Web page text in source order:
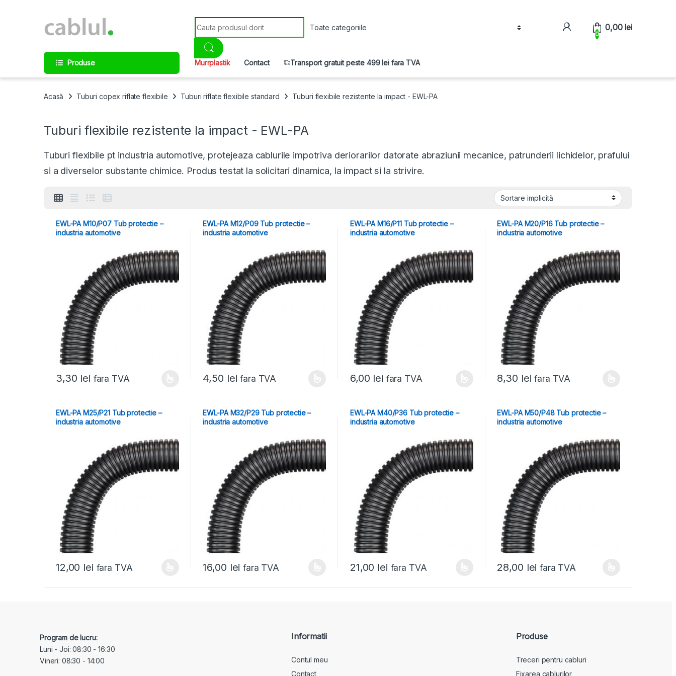
Search for:
0
0,00 lei
Produse Murrplastik Contact Transport gratuit peste 499 lei fara TVA
Acasă Tuburi copex riflate flexibile Tuburi riflate flexibile standard Tuburi flexibile rezistente la impact - EWL-PA
Tuburi flexibile rezistente la impact - EWL-PA
Tuburi flexibile pt industria automotive, protejeaza cablurile impotriva deriorarilor datorate abraziunii mecanice, patrunderii lichidelor, prafului
si a diverselor substante chimice. Produs testat la solicitari dinamica, la impact si la strivire.
EWL-PA M10/P07 Tub protectie –
industria automotive
3,30 lei fara TVA
EWL-PA M12/P09 Tub protectie –
industria automotive
4,50 lei fara TVA
EWL-PA M16/P11 Tub protectie –
industria automotive
6,00 lei fara TVA
EWL-PA M20/P16 Tub protectie –
industria automotive
8,30 lei fara TVA
EWL-PA M25/P21 Tub protectie –
industria automotive
12,00 lei fara TVA
EWL-PA M32/P29 Tub protectie –
industria automotive
16,00 lei fara TVA
EWL-PA M40/P36 Tub protectie –
industria automotive
21,00 lei fara TVA
EWL-PA M50/P48 Tub protectie –
industria automotive
28,00 lei fara TVA
Program de lucru:
Luni - Joi: 08:30 - 16:30
Vineri: 08:30 - 14:00
Informatii
Contul meu
Contact
Produse
Treceri pentru cabluri
Fixarea cablurilor